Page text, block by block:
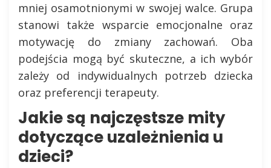
mniej osamotnionymi w swojej walce. Grupa
stanowi także wsparcie emocjonalne oraz
motywację do zmiany zachowań. Oba
podejścia mogą być skuteczne, a ich wybór
zależy od indywidualnych potrzeb dziecka
oraz preferencji terapeuty.
Jakie są najczęstsze mity
dotyczące uzależnienia u
dzieci?